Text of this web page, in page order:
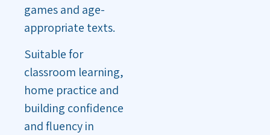
games and age-
appropriate texts.
Suitable for
classroom learning,
home practice and
building confidence
and fluency in